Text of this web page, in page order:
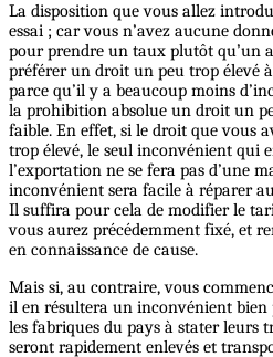
La disposition que vous allez
essai ; car vous n’avez aucune
pour prendre un taux plutôt qu’un
préférer un droit un peu trop élevé
parce qu’il y a beaucoup moins
la prohibition absolue un droit un
faible. En effet, si le droit que vous
trop élevé, le seul inconvénient qui
l’exportation ne se fera pas d’une
inconvénient sera facile à réparer
Il suffira pour cela de modifier le
vous aurez précédemment fixé, et
en connaissance de cause.
Mais si, au contraire, vous
il en résultera un inconvénient bien
les fabriques du pays à stater leurs
seront rapidement enlevés et